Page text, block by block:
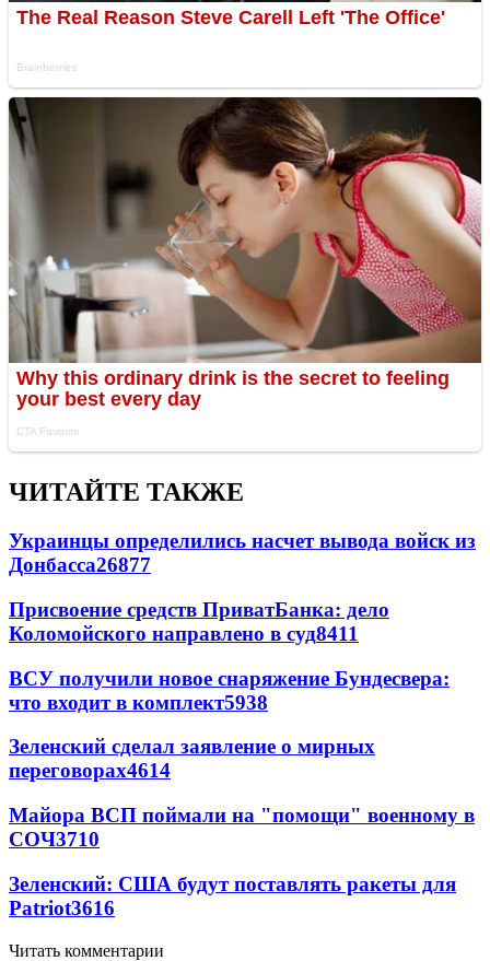
ЧИТАЙТЕ ТАКЖЕ
Украинцы определились насчет вывода войск из
Донбасса26877
Присвоение средств ПриватБанка: дело
Коломойского направлено в суд8411
ВСУ получили новое снаряжение Бундесвера:
что входит в комплект5938
Зеленский сделал заявление о мирных
переговорах4614
Майора ВСП поймали на "помощи" военному в
СОЧ3710
Зеленский: США будут поставлять ракеты для
Patriot3616
Читать комментарии